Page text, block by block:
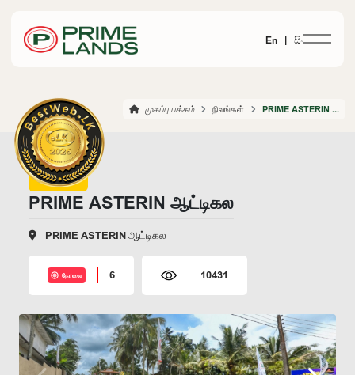
En | සිං
முகப்பு பக்கம் நிலங்கள் PRIME ASTERIN ARTIGALA
PRIME ASTERIN ஆட்டிகல
PRIME ASTERIN ஆட்டிகல
நேரலை 6 10431